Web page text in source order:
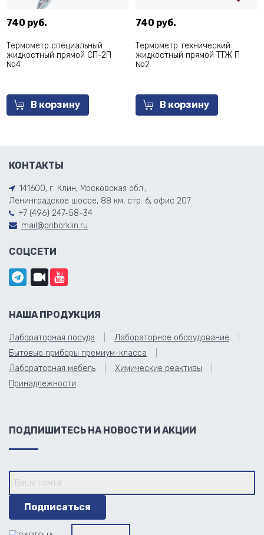
740 руб.
Термометр специальный
жидкостный прямой СП-2П
№4
В корзину
740 руб.
Термометр технический
жидкостный прямой ТТЖ П
№2
В корзину
КОНТАКТЫ
141600, г. Клин, Московская обл.,
Ленинградское шоссе, 88 км, стр. 6, офис 207
+7 (496) 247-58-34
mail@priborklin.ru
СОЦСЕТИ
НАША ПРОДУКЦИЯ
Лабораторная посуда
Лабораторное оборудование
Бытовые приборы премиум-класса
Лабораторная мебель
Химические реактивы
Принадлежности
ПОДПИШИТЕСЬ НА НОВОСТИ И АКЦИИ